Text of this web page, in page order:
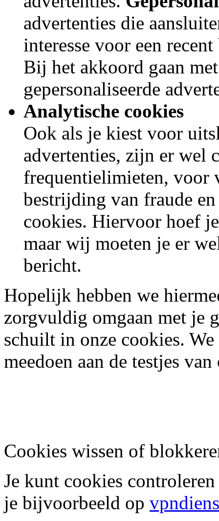
advertenties die
interesse voor een
Bij het akkoord gaan
gepersonaliseerde
Analytische cookies
Ook als je kiest voor
advertenties, zijn er wel
frequentielimieten, voor
bestrijding van fraude
cookies. Hiervoor hoef
maar wij moeten je er
bericht.
Hopelijk hebben we
zorgvuldig omgaan met je
schuilt in onze cookies.
meedoen aan de testjes
Cookies wissen of
Je kunt cookies
je bijvoorbeeld op